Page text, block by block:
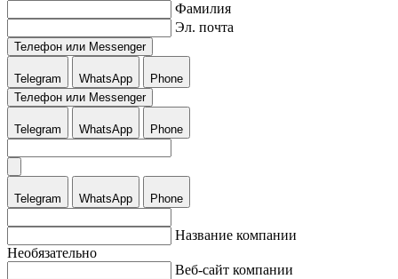
Фамилия
Эл. почта
Телефон или Messenger
Telegram WhatsApp
Phone
Телефон или Messenger
Telegram WhatsApp Phone
Telegram WhatsApp Phone
Название компании
Необязательно
Веб-сайт компании